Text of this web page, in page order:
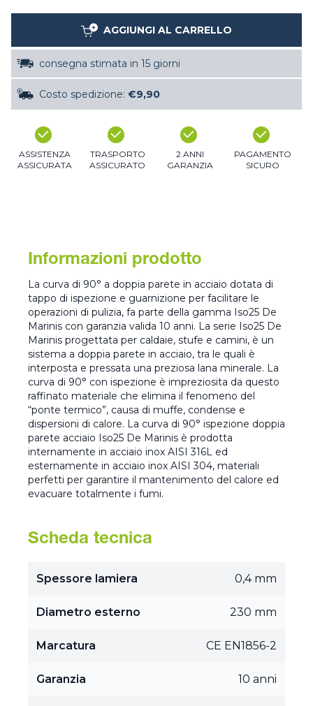
AGGIUNGI AL CARRELLO
consegna stimata in 15 giorni
Costo spedizione: €9,90
ASSISTENZA
ASSICURATA
TRASPORTO
ASSICURATO
2 ANNI
GARANZIA
PAGAMENTO
SICURO
Informazioni prodotto
La curva di 90° a doppia parete in acciaio dotata di
tappo di ispezione e guarnizione per facilitare le
operazioni di pulizia, fa parte della gamma Iso25 De
Marinis con garanzia valida 10 anni. La serie Iso25 De
Marinis progettata per caldaie, stufe e camini, è un
sistema a doppia parete in acciaio, tra le quali è
interposta e pressata una preziosa lana minerale. La
curva di 90° con ispezione è impreziosita da questo
raffinato materiale che elimina il fenomeno del
“ponte termico”, causa di muffe, condense e
dispersioni di calore. La curva di 90° ispezione doppia
parete acciaio Iso25 De Marinis è prodotta
internamente in acciaio inox AISI 316L ed
esternamente in acciaio inox AISI 304, materiali
perfetti per garantire il mantenimento del calore ed
evacuare totalmente i fumi.
Scheda tecnica
Spessore lamiera 0,4 mm
Diametro esterno 230 mm
Marcatura CE EN1856-2
Garanzia 10 anni